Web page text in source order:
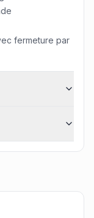
fermeture par